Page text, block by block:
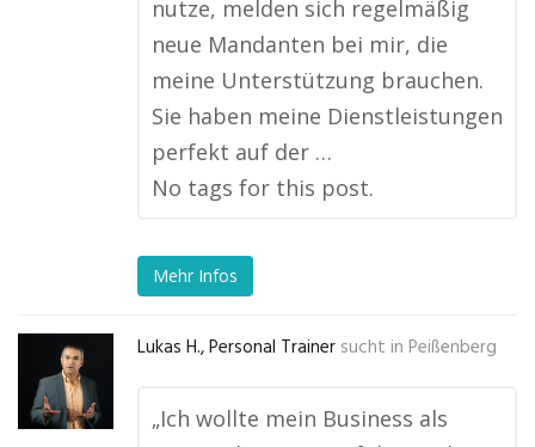
nutze, melden sich regelmäßig
neue Mandanten bei mir, die
meine Unterstützung brauchen.
Sie haben meine Dienstleistungen
perfekt auf der …
No tags for this post.
Mehr Infos
Lukas H., Personal Trainer sucht in Peißenberg
„Ich wollte mein Business als